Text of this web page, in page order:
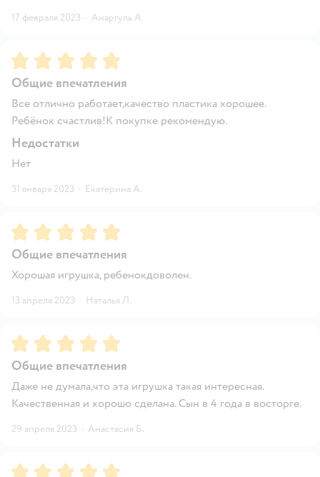
17 февраля 2023 · Анаргуль А.
Рейтинг:5
Общие впечатления
Все отлично работает,качество пластика хорошее.
Ребёнок счастлив!К покупке рекомендую.
Недостатки
Нет
31 января 2023 · Екатерина А.
Рейтинг:5
Общие впечатления
Хорошая игрушка, ребенокдоволен.
13 апреля 2023 · Наталья Л.
Рейтинг:5
Общие впечатления
Даже не думала,что эта игрушка такая интересная.
Качественная и хорошо сделана. Сын в 4 года в восторге.
29 апреля 2023 · Анастасия Б.
Рейтинг:5